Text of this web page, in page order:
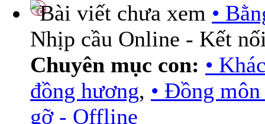
•
Nhịp cầu Online - Kết
Chuyên mục con: •
đồng hương, • Đồng
gỡ - Offline